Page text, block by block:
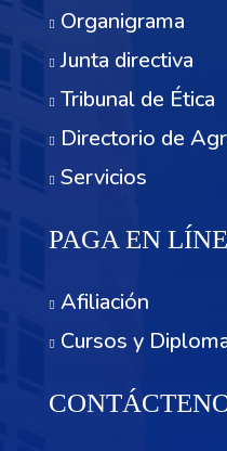
Organigrama
Junta directiva
Tribunal de Ética
Directorio de
Servicios
PAGA EN
Afiliación
Cursos y